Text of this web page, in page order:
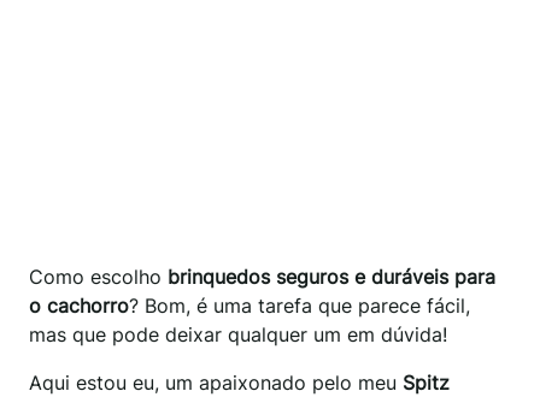
Como escolho brinquedos seguros e duráveis para
o cachorro? Bom, é uma tarefa que parece fácil,
mas que pode deixar qualquer um em dúvida!
Aqui estou eu, um apaixonado pelo meu Spitz